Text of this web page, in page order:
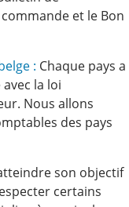
et le Bon
: Chaque pays a
la loi
Nous allons
des pays
son objectif
certains